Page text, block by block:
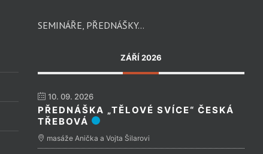
SEMINÁŘE, PŘEDNÁŠKY…
ZÁŘÍ 2026
10. 09. 2026
PŘEDNÁŠKA „TĚLOVÉ SVÍCE“ ČESKÁ
TŘEBOVÁ
masáže Anička a Vojta Šilarovi